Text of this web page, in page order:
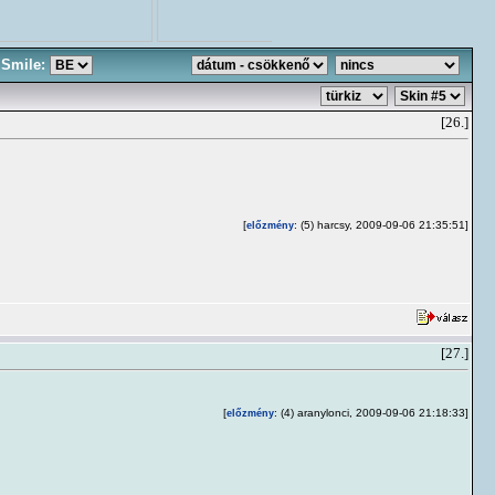
Smile:
[26.]
[előzmény: (5) harcsy, 2009-09-06 21:35:51]
[27.]
[előzmény: (4) aranylonci, 2009-09-06 21:18:33]